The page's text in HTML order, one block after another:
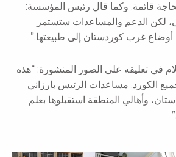
قائمة. وكما قال رئيس المؤسسة:
لكن الدعم والمساعدات ستستمر
غرب كوردستان إلى طبيعتها.”
في تعليقه على الصور المنشورة: “هذه
الكورد. مساعدات الرئيس بارزاني
وأهالي المنطقة استقبلوها بعلم